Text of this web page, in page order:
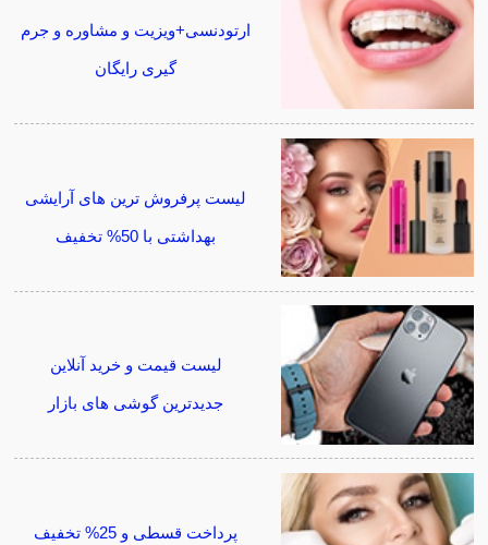
ارتودنسی+ویزیت و مشاوره و جرم
گیری رایگان
لیست پرفروش ترین های آرایشی
بهداشتی با 50% تخفیف
لیست قیمت و خرید آنلاین
جدیدترین گوشی های بازار
پرداخت قسطی و 25% تخفیف